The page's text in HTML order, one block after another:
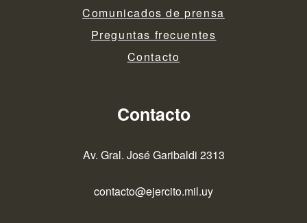
Comunicados de prensa
Preguntas frecuentes
Contacto
Contacto
Av. Gral. José Garibaldi 2313
contacto@ejercito.mil.uy